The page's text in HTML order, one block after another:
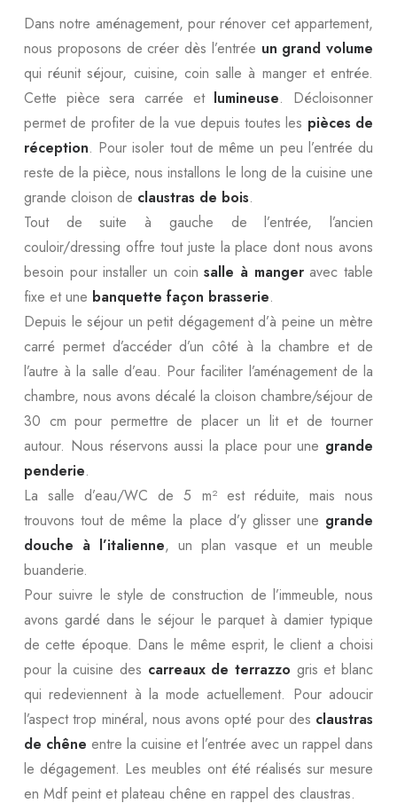
Dans notre aménagement, pour rénover cet appartement,
nous proposons de créer dès l’entrée un grand volume
qui réunit séjour, cuisine, coin salle à manger et entrée.
Cette pièce sera carrée et lumineuse. Décloisonner
permet de profiter de la vue depuis toutes les pièces de
réception. Pour isoler tout de même un peu l’entrée du
reste de la pièce, nous installons le long de la cuisine une
grande cloison de claustras de bois.
Tout de suite à gauche de l’entrée, l’ancien
couloir/dressing offre tout juste la place dont nous avons
besoin pour installer un coinsalle à mangeravec table
fixe et une banquette façon brasserie.
Depuis le séjour un petit dégagement d’à peine un mètre
carré permet d’accéder d’un côté à la chambre et de
l’autre à la salle d’eau. Pour faciliter l’aménagement de la
chambre, nous avons décalé la cloison chambre/séjour de
30 cm pour permettre de placer un lit et de tourner
autour. Nous réservons aussi la place pour une grande
penderie.
La salle d’eau/WC de 5 m² est réduite, mais nous
trouvons tout de même la place d’y glisser une grande
douche à l’italienne, un plan vasque et un meuble
buanderie.
Pour suivre le style de construction de l’immeuble, nous
avons gardé dans le séjour le parquet à damier typique
de cette époque. Dans le même esprit, le client a choisi
pour la cuisine des carreaux de terrazzo gris et blanc
qui redeviennent à la mode actuellement. Pour adoucir
l’aspect trop minéral, nous avons opté pour des claustras
de chêne entre la cuisine et l’entrée avec un rappel dans
le dégagement. Les meubles ont été réalisés sur mesure
en Mdf peint et plateau chêne en rappel des claustras.